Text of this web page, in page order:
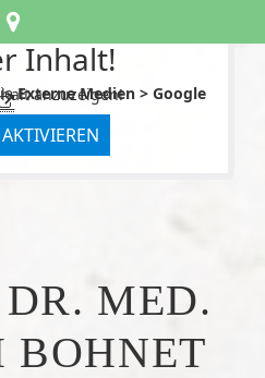
Inhalt!
anzuzeigen!
MED.
BOHNET